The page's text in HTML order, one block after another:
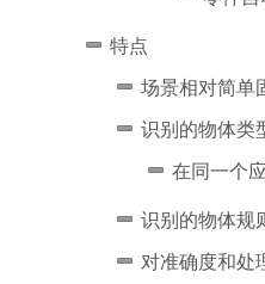
特点
场景相对简单
识别的物体类
在同一个
识别的物体规
对准确度和处